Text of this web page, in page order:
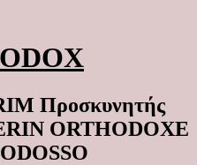
Προσκυνητής
ORTHODOXE